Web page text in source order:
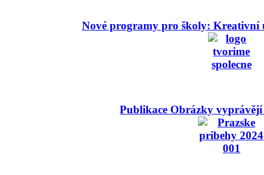
Nové programy pro školy: Kreativní
Publikace Obrázky